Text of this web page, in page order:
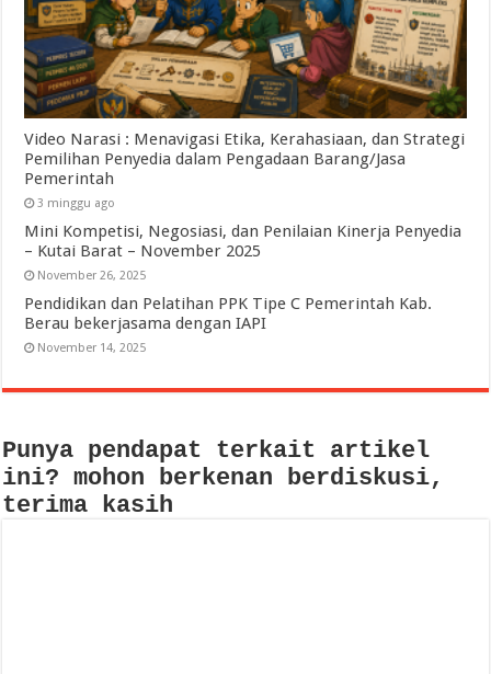
Video Narasi : Menavigasi Etika, Kerahasiaan, dan Strategi
Pemilihan Penyedia dalam Pengadaan Barang/Jasa
Pemerintah
3 minggu ago
Mini Kompetisi, Negosiasi, dan Penilaian Kinerja Penyedia
– Kutai Barat – November 2025
November 26, 2025
Pendidikan dan Pelatihan PPK Tipe C Pemerintah Kab.
Berau bekerjasama dengan IAPI
November 14, 2025
Punya pendapat terkait artikel
ini? mohon berkenan berdiskusi,
terima kasih